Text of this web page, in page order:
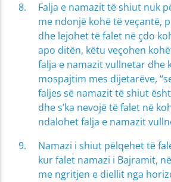
Falja e namazit të shiut nuk
me ndonjë kohë të veçantë,
dhe lejohet të falet në çdo
apo ditën, këtu veçohen
falja e namazit vullnetar dhe
mospajtim mes dijetarëve,
faljes së namazit të shiut
dhe s’ka nevojë të falet në
ndalohet falja e namazit
Namazi i shiut pëlqehet të
kur falet namazi i Bajramit,
me ngritjen e diellit nga